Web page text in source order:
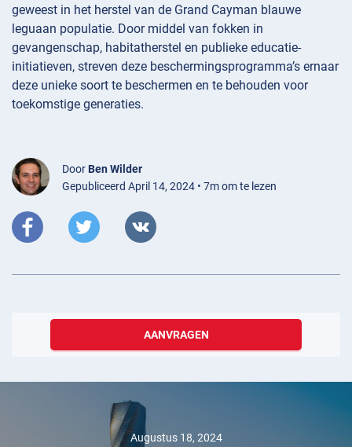
geweest in het herstel van de Grand Cayman blauwe
leguaan populatie. Door middel van fokken in
gevangenschap, habitatherstel en publieke educatie-
initiatieven, streven deze beschermingsprogramma’s ernaar
deze unieke soort te beschermen en te behouden voor
toekomstige generaties.
Door Ben Wilder
Gepubliceerd April 14, 2024 • 7m om te lezen
AANVRAGEN
Augustus 18, 2024